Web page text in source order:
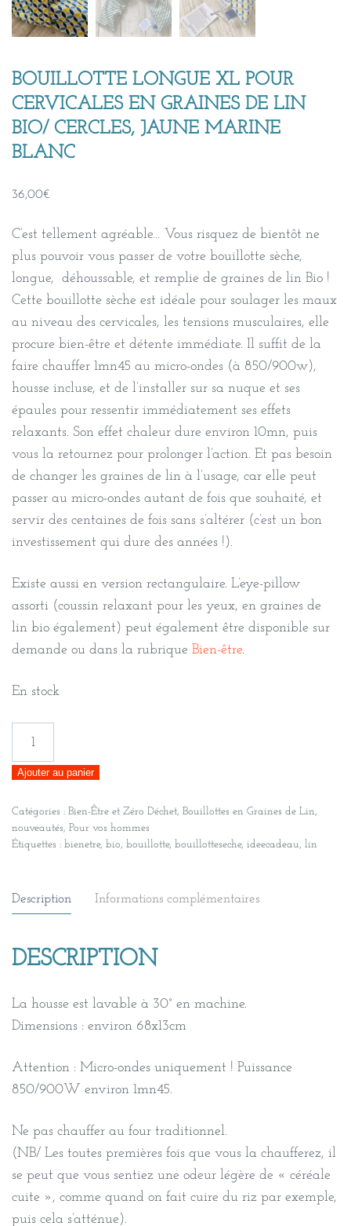
BOUILLOTTE LONGUE XL POUR
CERVICALES EN GRAINES DE LIN
BIO/ CERCLES, JAUNE MARINE
BLANC
36,00€
C’est tellement agréable… Vous risquez de bientôt ne
plus pouvoir vous passer de votre bouillotte sèche,
longue, déhoussable, et remplie de graines de lin Bio !
Cette bouillotte sèche est idéale pour soulager les maux
au niveau des cervicales, les tensions musculaires, elle
procure bien-être et détente immédiate. Il suffit de la
faire chauffer 1mn45 au micro-ondes (à 850/900w),
housse incluse, et de l’installer sur sa nuque et ses
épaules pour ressentir immédiatement ses effets
relaxants. Son effet chaleur dure environ 10mn, puis
vous la retournez pour prolonger l’action. Et pas besoin
de changer les graines de lin à l’usage, car elle peut
passer au micro-ondes autant de fois que souhaité, et
servir des centaines de fois sans s’altérer (c’est un bon
investissement qui dure des années !).
Existe aussi en version rectangulaire. L’eye-pillow
assorti (coussin relaxant pour les yeux, en graines de
lin bio également) peut également être disponible sur
demande ou dans la rubrique Bien-être.
En stock
Bouillotte
pour
graines
lin
cercles,
jaune
blanc
Ajouter au panier
Catégories : Bien-Être et Zéro Déchet, Bouillottes en Graines de Lin,
nouveautés, Pour vos hommes
Étiquettes : bienetre, bio, bouillotte, bouillotteseche, ideecadeau, lin
Description Informations complémentaires
DESCRIPTION
La housse est lavable à 30° en machine.
Dimensions : environ 68x13cm
Attention : Micro-ondes uniquement ! Puissance
850/900W environ 1mn45.
Ne pas chauffer au four traditionnel.
(NB/ Les toutes premières fois que vous la chaufferez, il
se peut que vous sentiez une odeur légère de « céréale
cuite », comme quand on fait cuire du riz par exemple,
puis cela s’atténue).